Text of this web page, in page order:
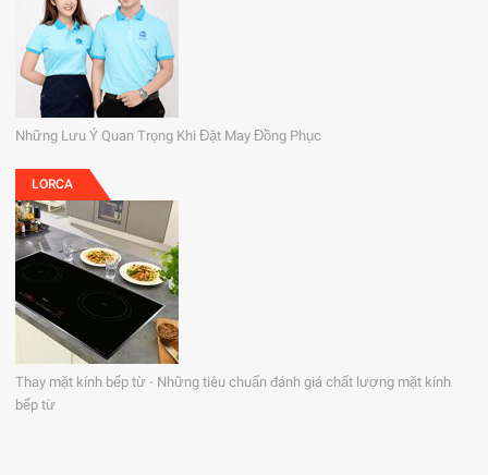
Những Lưu Ý Quan Trọng Khi Đặt May Đồng Phục
LORCA
Thay mặt kính bếp từ - Những tiêu chuẩn đánh giá chất lượng mặt kính
bếp từ